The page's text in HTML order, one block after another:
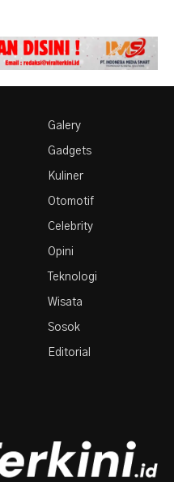
Galery
Gadgets
Kuliner
Otomotif
Celebrity
Opini
Teknologi
Wisata
Sosok
Editorial